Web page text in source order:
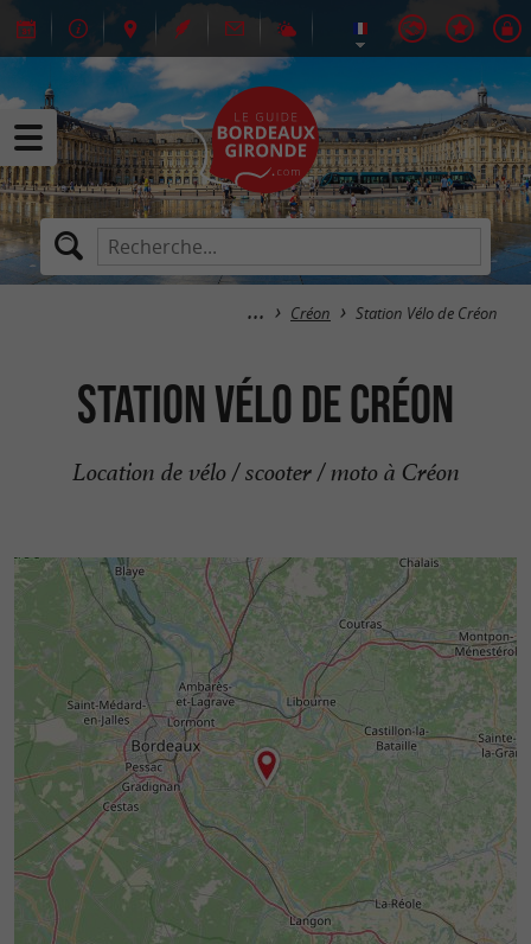
Créon Station Vélo de Créon
Station Vélo de Créon
Location de vélo / scooter / moto à Créon